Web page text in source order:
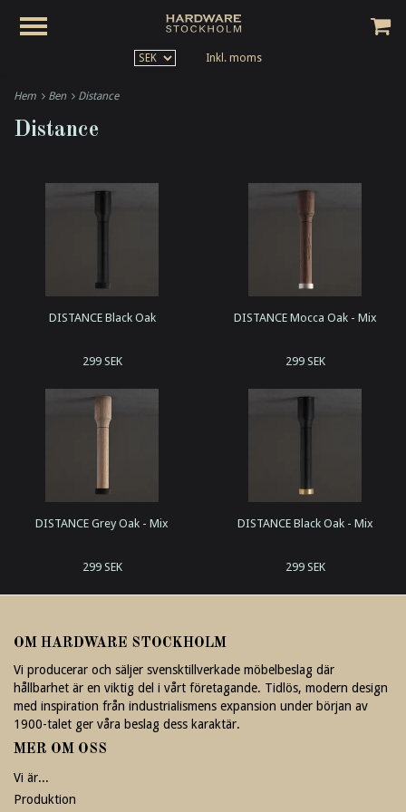
Hem Ben Distance
Distance
DISTANCE Black Oak
299 SEK
DISTANCE Mocca Oak - Mix
299 SEK
DISTANCE Grey Oak - Mix
299 SEK
DISTANCE Black Oak - Mix
299 SEK
OM HARDWARE STOCKHOLM
Vi producerar och säljer svensktillverkade möbelbeslag där
hållbarhet är en viktig del i vårt företagande. Tidlös, modern design
med inspiration från industrialismens expansion under början av
1900-talet ger våra beslag dess karaktär.
MER OM OSS
Vi är...
Produktion
Inkl. moms